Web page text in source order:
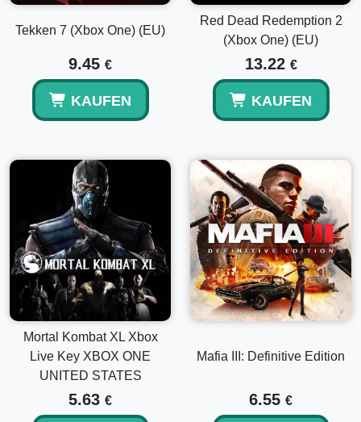
Tekken 7 (Xbox One) (EU)
9.45 €
KAUFEN
Red Dead Redemption 2
(Xbox One) (EU)
13.22 €
KAUFEN
Mortal Kombat XL Xbox
Live Key XBOX ONE
UNITED STATES
5.63 €
Mafia III: Definitive Edition
6.55 €